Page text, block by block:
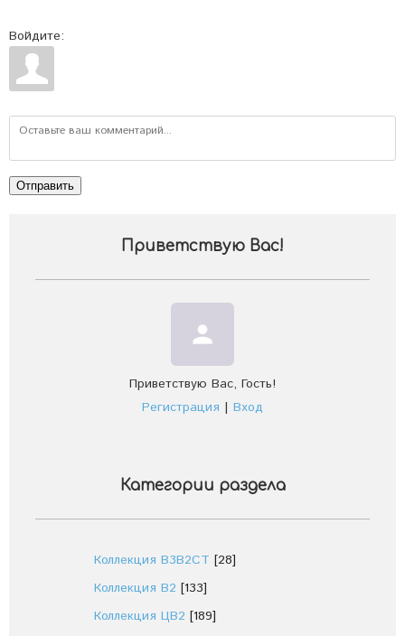
Войдите:
Отправить
Приветствую Вас!
person
Приветствую Вас, Гость!
Регистрация | Вход
Категории раздела
Коллекция В3В2СТ [28]
Коллекция В2 [133]
Коллекция ЦВ2 [189]